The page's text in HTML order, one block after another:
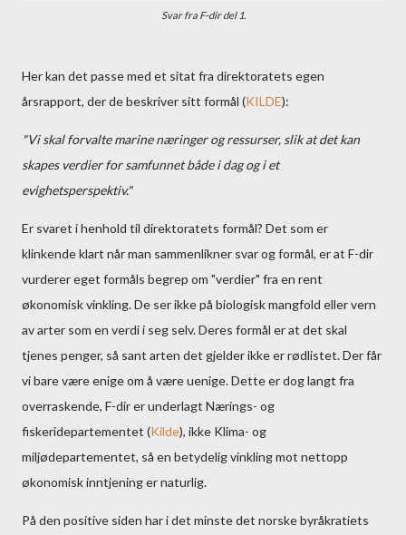
Svar fra F-dir del 1.
Her kan det passe med et sitat fra direktoratets egen
årsrapport, der de beskriver sitt formål (KILDE):
"Vi skal forvalte marine næringer og ressurser, slik at det kan
skapes verdier for samfunnet både i dag og i et
evighetsperspektiv."
Er svaret i henhold til direktoratets formål? Det som er
klinkende klart når man sammenlikner svar og formål, er at F-dir
vurderer eget formåls begrep om "verdier" fra en rent
økonomisk vinkling. De ser ikke på biologisk mangfold eller vern
av arter som en verdi i seg selv. Deres formål er at det skal
tjenes penger, så sant arten det gjelder ikke er rødlistet. Der får
vi bare være enige om å være uenige. Dette er dog langt fra
overraskende, F-dir er underlagt Nærings- og
fiskeridepartementet (Kilde), ikke Klima- og
miljødepartementet, så en betydelig vinkling mot nettopp
økonomisk inntjening er naturlig.
På den positive siden har i det minste det norske byråkratiets